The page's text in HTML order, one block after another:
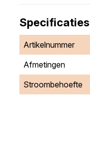
Specificaties
Artikelnummer
Afmetingen
Stroombehoefte